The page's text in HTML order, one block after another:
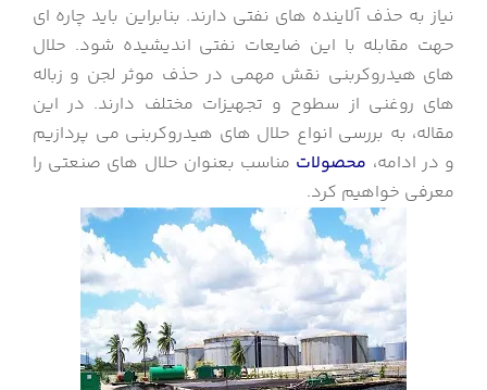
نیاز به حذف آلاینده های نفتی دارند. بنابراین باید چاره ای
حهت مقابله با این ضایعات نفتی اندیشیده شود. حلال
های هیدروکربنی نقش مهمی در حذف موثر لجن و زباله
های روغنی از سطوح و تجهیزات مختلف دارند. در این
مقاله، به بررسی انواع حلال های هیدروکربنی می پردازیم
و در ادامه، محصولات مناسب بعنوان حلال های صنعتی را
معرفی خواهیم کرد.